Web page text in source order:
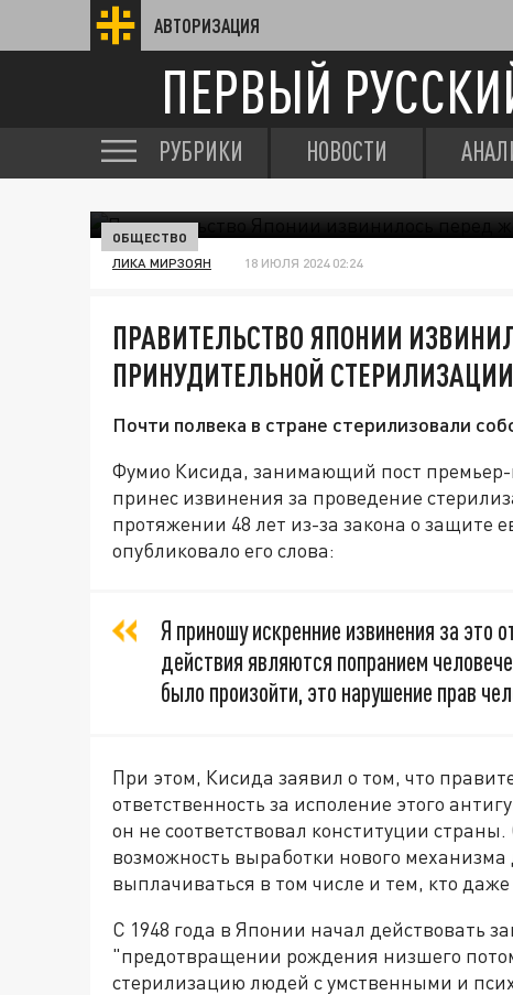
АВТОРИЗАЦИЯ
ПЕРВЫЙ
РУБРИКИ НОВОСТИ
ОБЩЕСТВО
ЛИКА МИРЗОЯН 18 ИЮЛЯ 2024 02:24
ПРАВИТЕЛЬСТВО ЯПОНИИ
ПРИНУДИТЕЛЬНОЙ СТЕРИЛИЗАЦИИ
Почти полвека в стране стерилизовали
Фумио Кисида, занимающий пост
принес извинения за проведение
протяжении 48 лет из-за закона о защите
опубликовало его слова:
Я приношу искренние извинения за это
действия являются попранием
было произойти, это нарушение прав
При этом, Кисида заявил о том, что
ответственность за исполение этого
он не соответствовал конституции
возможность выработки нового
выплачиваться в том числе и тем, кто
С 1948 года в Японии начал действовать
"предотвращении рождения низшего
стерилизацию людей с умственными и